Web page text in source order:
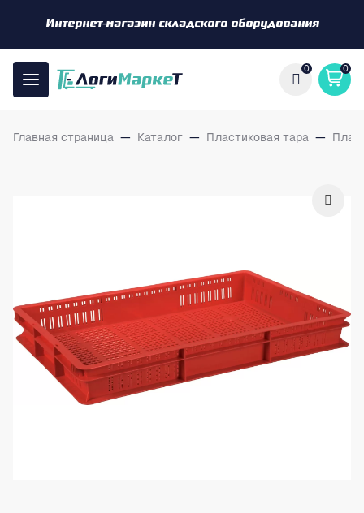
Интернет-магазин складского оборудования
0 0
Главная страница — Каталог — Пластиковая тара —